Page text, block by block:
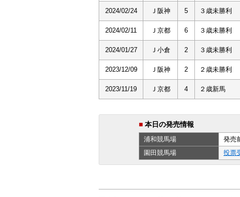
2024/02/24 Ｊ阪神 5 ３歳未勝利
2024/02/11 Ｊ京都 6 ３歳未勝利
2024/01/27 Ｊ小倉 2 ３歳未勝利
2023/12/09 Ｊ阪神 2 ２歳未勝利
2023/11/19 Ｊ京都 4 ２歳新馬
■ 本日の発売情報
浦和競馬場 発売
園田競馬場 投票